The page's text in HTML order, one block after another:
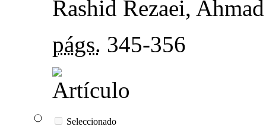
Rashid Rezaei,
págs. 345-356
Seleccionado